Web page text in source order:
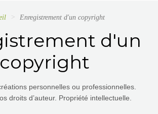
Enregistrement d'un copyright
d'un
copyright
personnelles ou professionnelles.
droits d’auteur. Propriété intellectuelle.